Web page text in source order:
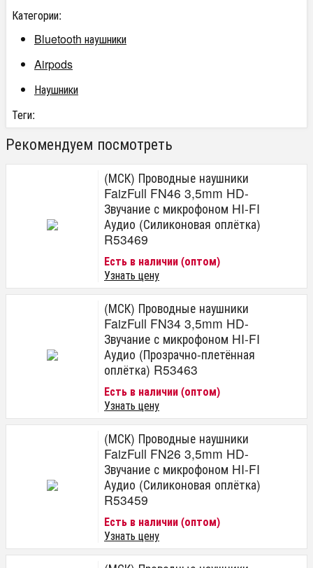
Категории:
Bluetooth наушники
Airpods
Наушники
Теги:
Рекомендуем посмотреть
(МСК) Проводные наушники
FaizFull FN46 3,5mm HD-
Звучание с микрофоном HI-FI
Аудио (Силиконовая оплётка)
R53469
Есть в наличии (оптом)
Узнать цену
(МСК) Проводные наушники
FaizFull FN34 3,5mm HD-
Звучание с микрофоном HI-FI
Аудио (Прозрачно-плетённая
оплётка) R53463
Есть в наличии (оптом)
Узнать цену
(МСК) Проводные наушники
FaizFull FN26 3,5mm HD-
Звучание с микрофоном HI-FI
Аудио (Силиконовая оплётка)
R53459
Есть в наличии (оптом)
Узнать цену